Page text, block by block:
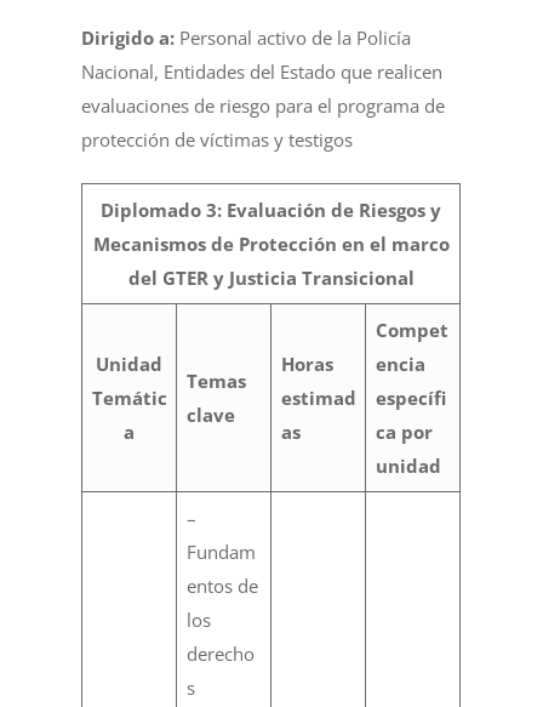
Dirigido a: Personal activo de la Policía
Nacional, Entidades del Estado que realicen
evaluaciones de riesgo para el programa de
protección de víctimas y testigos
Diplomado 3: Evaluación de Riesgos y
Mecanismos de Protección en el marco
del GTER y Justicia Transicional
Unidad
Temátic
a
Temas
clave
Horas
estimad
as
Compet
encia
específi
ca por
unidad
–
Fundam
entos de
los
derecho
s